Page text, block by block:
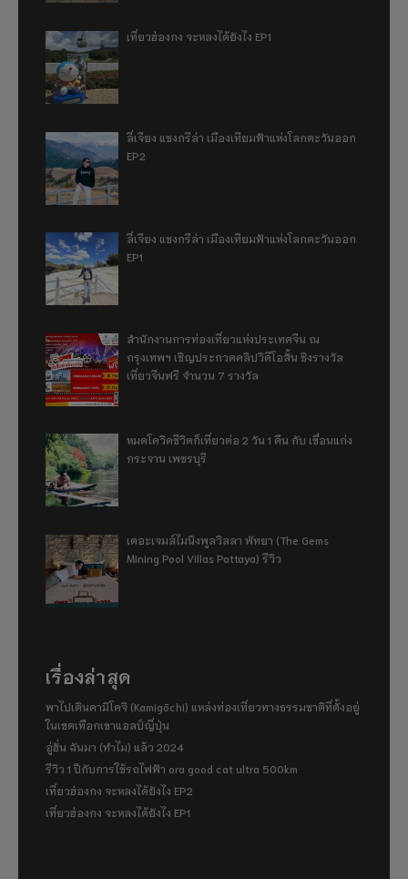
เที่ยวฮ่องกง จะหลงได้ยังไง EP1
ลี่เจียง แชงกรีล่า เมืองเทียมฟ้าแห่งโลกตะวันออก
EP2
ลี่เจียง แชงกรีล่า เมืองเทียมฟ้าแห่งโลกตะวันออก
EP1
สำนักงานการท่องเที่ยวแห่งประเทศจีน ณ
กรุงเทพฯ เชิญประกวดคลิปวิดีโอสั้น ชิงรางวัล
เที่ยวจีนฟรี จำนวน 7 รางวัล
หมดโควิดชีวิตก็เที่ยวต่อ 2 วัน 1 คืน กับ เขื่อนแก่ง
กระจาน เพชรบุรี
เดอะเจมส์ไมนิงพูลวิลลา พัทยา (The Gems
Mining Pool Villas Pattaya) รีวิว
เรื่องล่าสุด
พาไปเดินคามิโคจิ (Kamigōchi) แหล่งท่องเที่ยวทางธรรมชาติที่ตั้งอยู่
ในเขตเทือกเขาแอลป์ญี่ปุ่น
อู่ฮั่น ฉันมา (ทำไม) แล้ว 2024
รีวิว 1 ปีกับการใช้รถไฟฟ้า ora good cat ultra 500km
เที่ยวฮ่องกง จะหลงได้ยังไง EP2
เที่ยวฮ่องกง จะหลงได้ยังไง EP1